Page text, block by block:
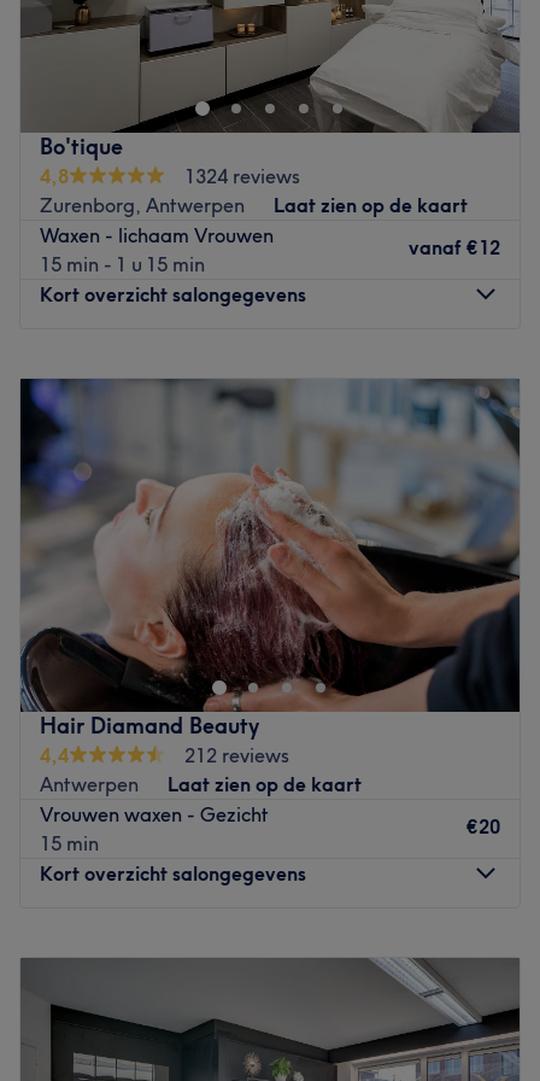
Onze salon bevindt zich op de Plantin en Moretuslei,
centraal gelegen in Antwerpen. We zijn makkelijk
bereikbaar met het openbaar vervoer en er is voldoende
parkeergelegenheid in de buurt. De salon ligt op
wandelafstand van het station Antwerpen-Berchem en
dicht bij verschillende bushaltes en tramhaltes. Dankzij
onze centrale ligging zijn we vlot bereikbaar, zowel
vanuit het centrum van Antwerpen als vanuit de
omliggende gemeenten.
Bo'tique
4,8
1324 reviews
Zurenborg, Antwerpen
Laat zien op de kaart
Waxen - lichaam Vrouwen
15 min - 1 u 15 min
vanaf €12
Kort overzicht salongegevens
Dinsdag
–20:00
Woensdag
09:00 –12:00
Donderdag
Vrijdag
Zaterdag
–14:00
Zondag
Gesloten
Bij beautysalon Bo’tique in Antwerpen geef je jouw
gelaat wat het nodig heeft. Zowel met een gevoelige,
droge of verouderde huid weet eigenares Veronique hoe
ze jouw gelaat weer gezond kan laten stralen. Daarnaast
worden er verschillende schoonheidsbehandelingen
aangeboden zoals manicures, pedicures, visagie en
ontharingen. Of je je nou voorbereidt op een feestje,
vakantie of gewoon goed verzorgd voor de dag wilt
komen, Veronique zorgt ervoor dat je zult glunderen.
Handig om te weten: het salon is goed bereikbaar.
Go to venue
Hair Diamand Beauty
4,4
212 reviews
Antwerpen
Laat zien op de kaart
Vrouwen waxen - Gezicht
15 min
€20
Kort overzicht salongegevens
10:00–18:00
10:00–18:00
Donderdag
10:00–18:00
Vrijdag
10:00–18:00